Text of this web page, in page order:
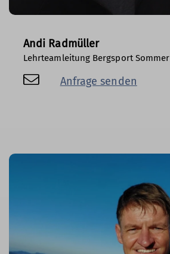
Andi Radmüller
Lehrteamleitung Bergsport Sommer
Anfrage senden